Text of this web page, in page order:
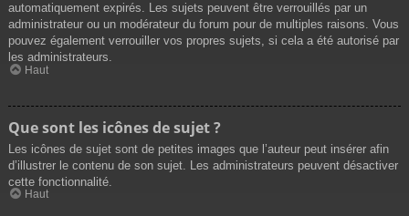
automatiquement expirés. Les sujets peuvent être verrouillés par un
administrateur ou un modérateur du forum pour de multiples raisons. Vous
pouvez également verrouiller vos propres sujets, si cela a été autorisé par
les administrateurs.
Haut
Que sont les icônes de sujet ?
Les icônes de sujet sont de petites images que l’auteur peut insérer afin
d’illustrer le contenu de son sujet. Les administrateurs peuvent désactiver
cette fonctionnalité.
Haut